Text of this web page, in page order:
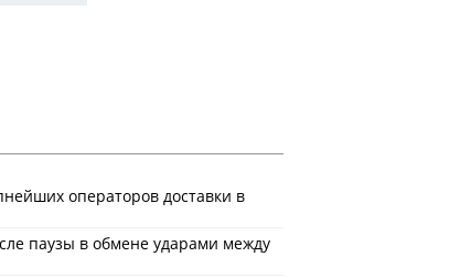
операторов доставки в
паузы в обмене ударами между